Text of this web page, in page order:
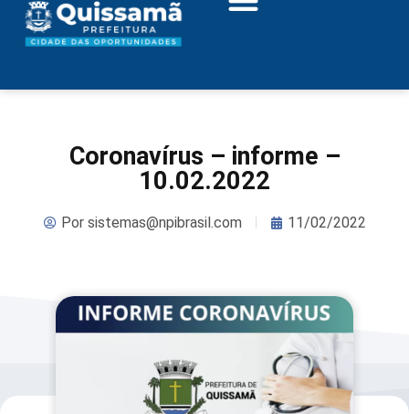
Coronavírus – informe –
10.02.2022
Porsistemas@npibrasil.com 11/02/2022